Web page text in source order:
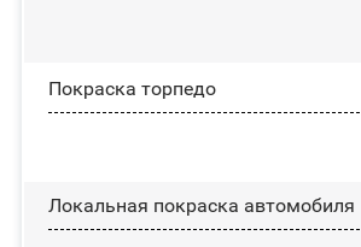
Покраска торпедо
Локальная покраска автомобиля